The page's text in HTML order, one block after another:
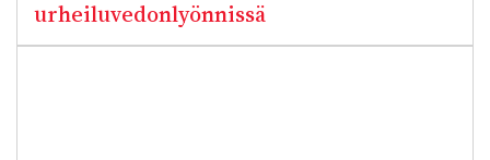
urheiluvedonlyönnissä